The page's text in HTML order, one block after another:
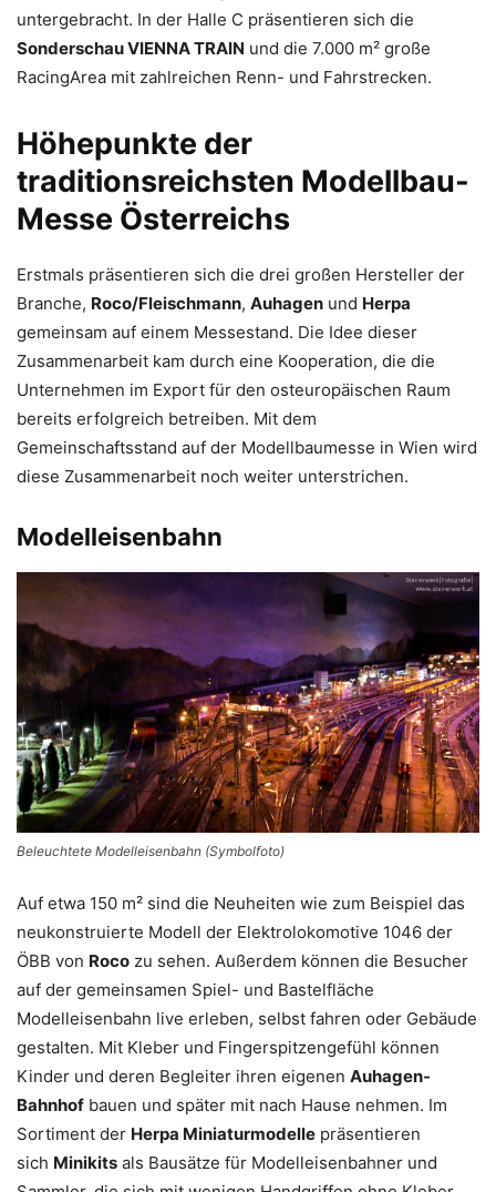
untergebracht. In der Halle C präsentieren sich die
Sonderschau VIENNA TRAIN und die 7.000 m² große
RacingArea mit zahlreichen Renn- und Fahrstrecken.
Höhepunkte der
traditionsreichsten Modellbau-
Messe Österreichs
Erstmals präsentieren sich die drei großen Hersteller der
Branche, Roco/Fleischmann, Auhagen und Herpa
gemeinsam auf einem Messestand. Die Idee dieser
Zusammenarbeit kam durch eine Kooperation, die die
Unternehmen im Export für den osteuropäischen Raum
bereits erfolgreich betreiben. Mit dem
Gemeinschaftsstand auf der Modellbaumesse in Wien wird
diese Zusammenarbeit noch weiter unterstrichen.
Modelleisenbahn
Beleuchtete Modelleisenbahn (Symbolfoto)
Auf etwa 150 m² sind die Neuheiten wie zum Beispiel das
neukonstruierte Modell der Elektrolokomotive 1046 der
ÖBB von Roco zu sehen. Außerdem können die Besucher
auf der gemeinsamen Spiel- und Bastelfläche
Modelleisenbahn live erleben, selbst fahren oder Gebäude
gestalten. Mit Kleber und Fingerspitzengefühl können
Kinder und deren Begleiter ihren eigenen Auhagen-
Bahnhof bauen und später mit nach Hause nehmen. Im
Sortiment der Herpa Miniaturmodelle präsentieren
sich Minikits als Bausätze für Modelleisenbahner und